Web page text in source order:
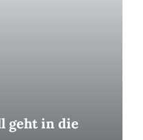
geht in die